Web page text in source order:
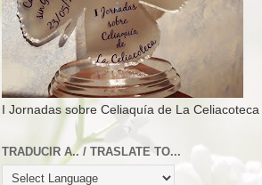
I Jornadas sobre Celiaquía de La Celiacoteca
TRADUCIR A.. / TRASLATE TO...